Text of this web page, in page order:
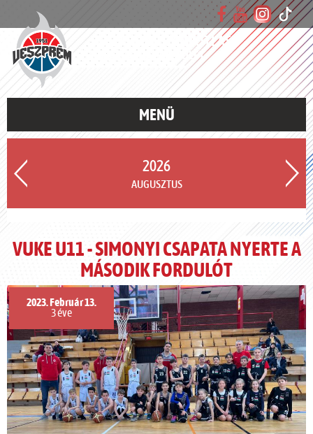
VESZPRÉMI UTÁNPÓTLÁS
KOSÁRLABDA EGYESÜLET
MENÜ
2026
AUGUSZTUS
VUKE U11 - SIMONYI CSAPATA NYERTE A
MÁSODIK FORDULÓT
2023. Február 13.
3 éve